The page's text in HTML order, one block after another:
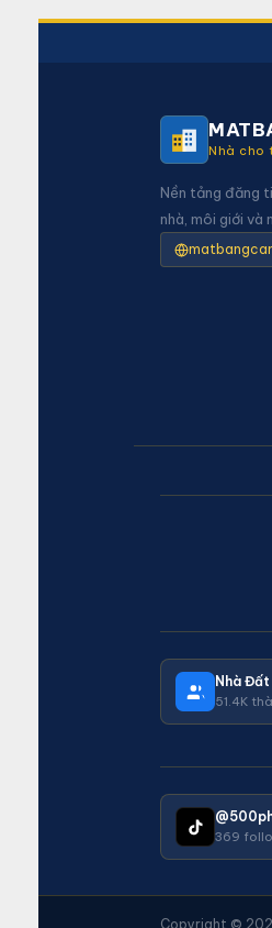
Nhà cho
Nền tảng đăng
nhà, môi giới và
Nhà Đất
51.4K
369
Copyright ©